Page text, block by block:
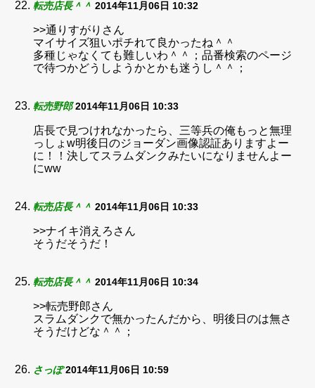
転売店長＾＾ 2014年11月06日 10:32
>>通りすがりさん
マイサイズ狙いポチれて良かったね＾＾
多種じゃなくても難しいわ＾＾；品番検索のページ
で待つかどうしようかとかも迷うし＾＾；
転売野郎 2014年11月06日 10:33
店長で見つけれなかったら、三等兵の俺もっと無理
っしょw明後日のジョーダン画像認証ありますよー
に！！決してスラムダンクみたいになりませんよー
にww
転売店長＾＾ 2014年11月06日 10:33
>>ナイキ消えろさん
そうだそうだ！
転売店長＾＾ 2014年11月06日 10:34
>>転売野郎さん
スラムダンクで無かったんだから、明後日のは無さ
そうだけどな＾＾；
さっぽ 2014年11月06日 10:59